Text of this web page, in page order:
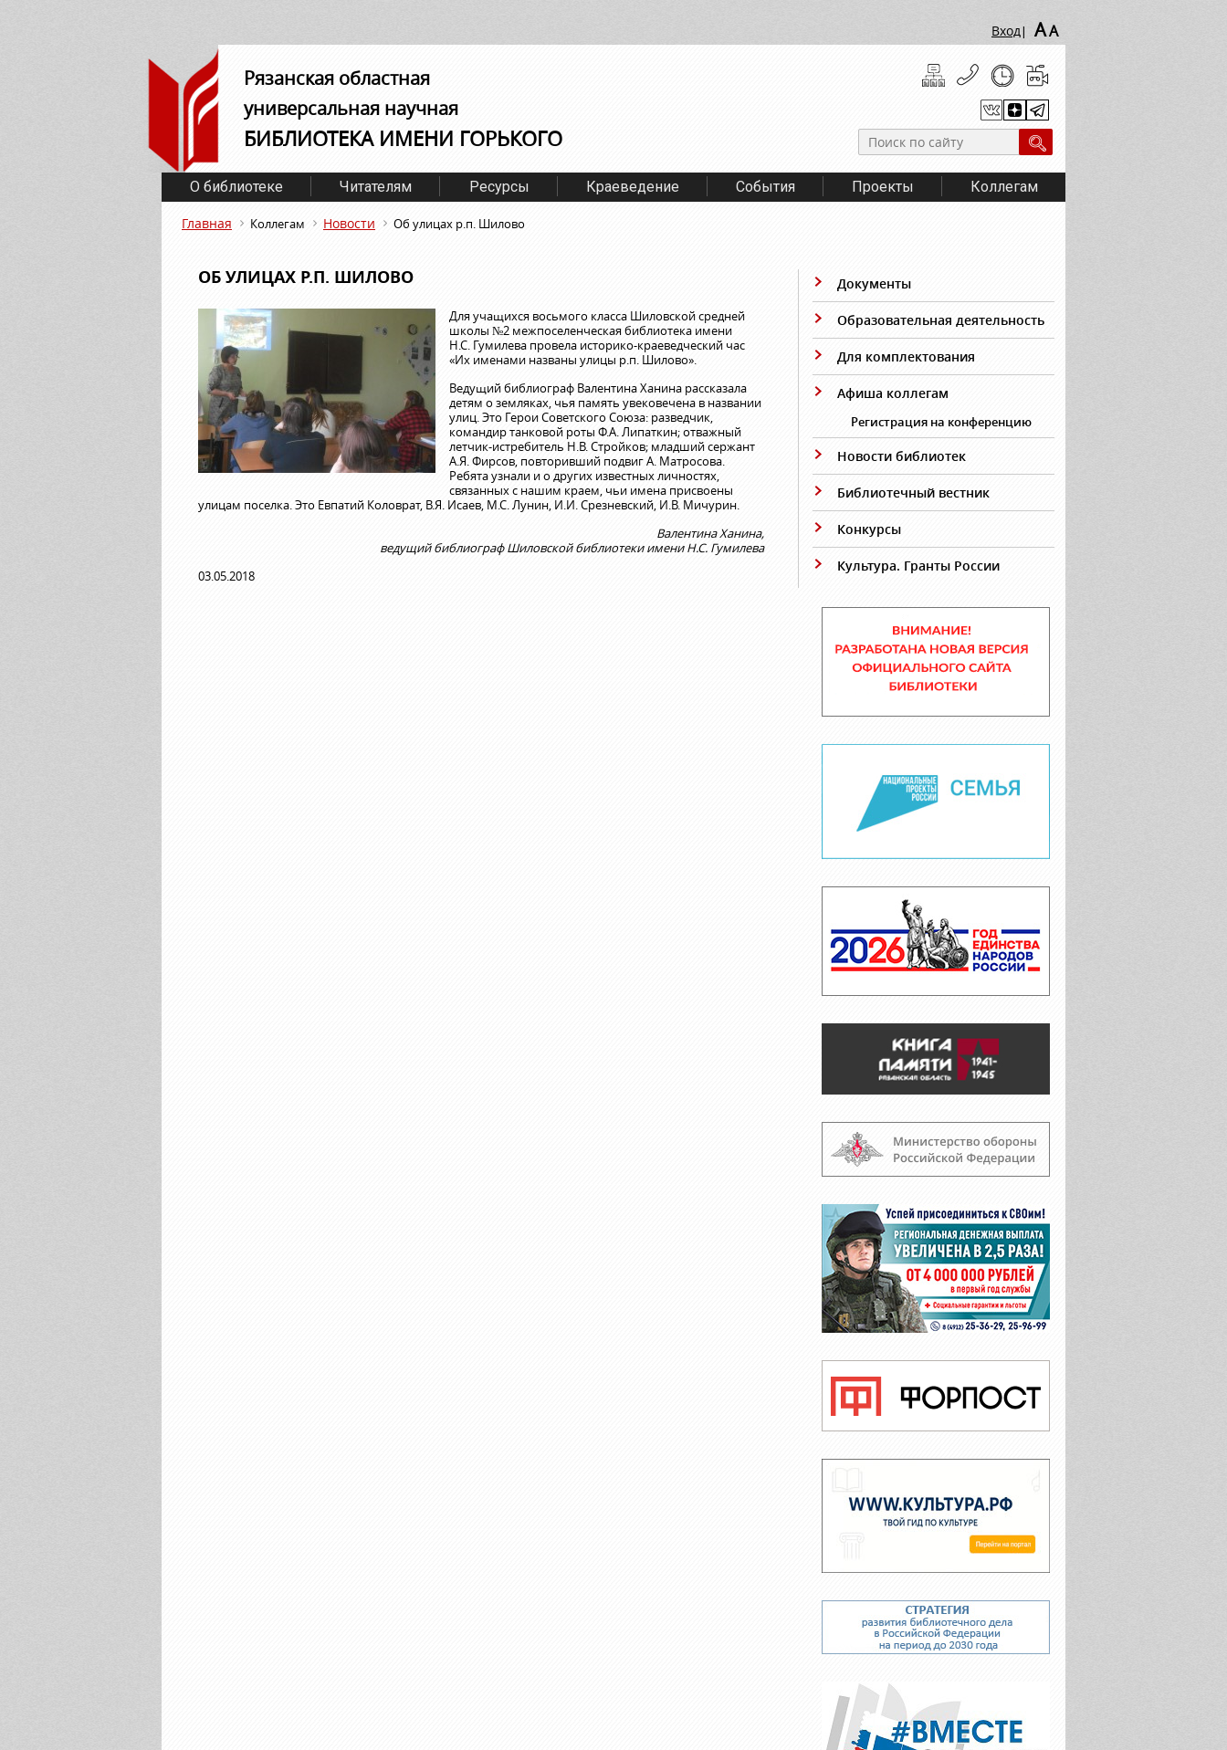
Вход| AA
Рязанская областная
универсальная научная
БИБЛИОТЕКА ИМЕНИ ГОРЬКОГО
О библиотеке Читателям Ресурсы Краеведение События Проекты Коллегам
Главная Коллегам Новости Об улицах р.п. Шилово
ОБ УЛИЦАХ Р.П. ШИЛОВО
Для учащихся восьмого класса Шиловской средней
школы №2 межпоселенческая библиотека имени
Н.С. Гумилева провела историко-краеведческий час
«Их именами названы улицы р.п. Шилово».
Ведущий библиограф Валентина Ханина рассказала
детям о земляках, чья память увековечена в названии
улиц. Это Герои Советского Союза: разведчик,
командир танковой роты Ф.А. Липаткин; отважный
летчик-истребитель Н.В. Стройков; младший сержант
А.Я. Фирсов, повторивший подвиг А. Матросова.
Ребята узнали и о других известных личностях,
связанных с нашим краем, чьи имена присвоены
улицам поселка. Это Евпатий Коловрат, В.Я. Исаев, М.С. Лунин, И.И. Срезневский, И.В. Мичурин.
Валентина Ханина,
ведущий библиограф Шиловской библиотеки имени Н.С. Гумилева
03.05.2018
Документы
Образовательная деятельность
Для комплектования
Афиша коллегам
Регистрация на конференцию
Новости библиотек
Библиотечный вестник
Конкурсы
Культура. Гранты России